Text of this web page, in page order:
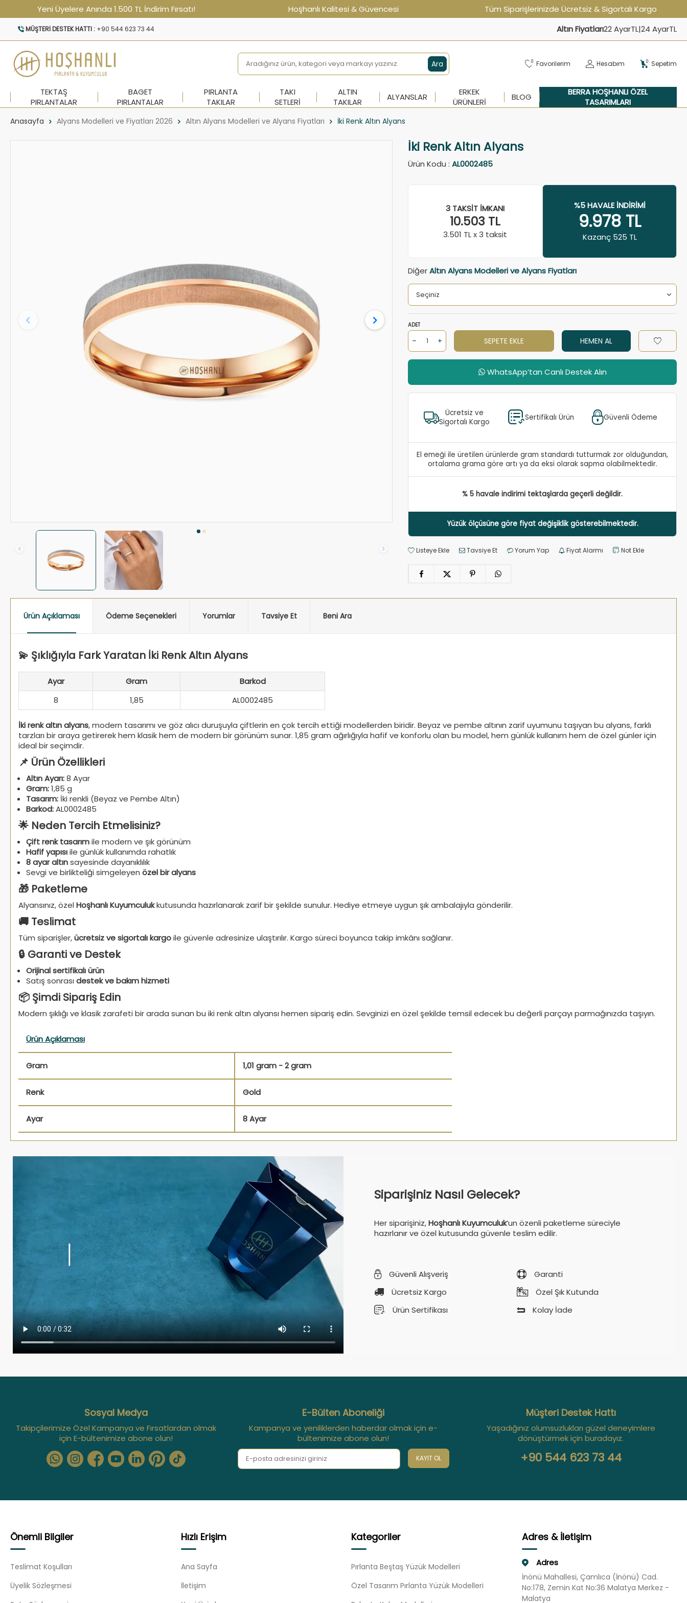
Yeni Üyelere Anında 1.500 TL İndirim Fırsatı! Hoşhanlı Kalitesi & Güvencesi Tüm Siparişlerinizde Ücretsiz & Sigortalı Kargo
MÜŞTERI DESTEK HATTI : +90 544 623 73 44 Altın Fiyatları22 AyarTL|24 AyarTL
Ara 0 Favorilerim Hesabım 0 Sepetim
TEKTAŞ
PIRLANTALAR
BAGET
PIRLANTALAR
PIRLANTA
TAKILAR
TAKI
SETLERI
ALTIN
TAKILAR
ALYANSLAR
ERKEK
ÜRÜNLERI
BLOG
BERRA HOŞHANLI ÖZEL
TASARIMLARI
Anasayfa Alyans Modelleri ve Fiyatları 2026 Altın Alyans Modelleri ve Alyans Fiyatları İki Renk Altın Alyans
İki Renk Altın Alyans
Ürün Kodu :AL0002485
3 TAKSIT İMKANI
10.503 TL
3.501 TL x 3 taksit
%5 HAVALE İNDIRIMI
9.978 TL
Kazanç 525 TL
DiğerAltın Alyans Modelleri ve Alyans Fiyatları
ADET
SEPETE EKLE HEMEN AL
WhatsApp’tan Canlı Destek Alın
Ücretsiz ve
Sigortalı Kargo
Sertifikalı Ürün Güvenli Ödeme
El emeği ile üretilen ürünlerde gram standardı tutturmak zor olduğundan,
ortalama grama göre artı ya da eksi olarak sapma olabilmektedir.
% 5 havale indirimi tektaşlarda geçerli değildir.
Yüzük ölçüsüne göre fiyat değişiklik gösterebilmektedir.
Listeye Ekle Tavsiye Et Yorum Yap Fiyat Alarmı Not Ekle
Ürün Açıklaması Ödeme Seçenekleri Yorumlar Tavsiye Et Beni Ara
💫 Şıklığıyla Fark Yaratan İki Renk Altın Alyans
Ayar Gram
Barkod
8
1,85 AL0002485
İki renk altın alyans, modern tasarımı ve göz alıcı duruşuyla çiftlerin en çok tercih ettiği modellerden biridir. Beyaz ve pembe altının zarif uyumunu taşıyan bu alyans, farklı
tarzları bir araya getirerek hem klasik hem de modern bir görünüm sunar. 1,85 gram ağırlığıyla hafif ve konforlu olan bu model, hem günlük kullanım hem de özel günler için
ideal bir seçimdir.
📌 Ürün Özellikleri
Altın Ayarı:8 Ayar
Gram:1,85 g
Tasarım: İki renkli (Beyaz ve Pembe Altın)
Barkod:AL0002485
🌟 Neden Tercih Etmelisiniz?
Çift renk tasarımile modern ve şık görünüm
Hafif yapısıile günlük kullanımda rahatlık
8 ayar altınsayesinde dayanıklılık
Sevgi ve birlikteliği simgeleyen özel bir alyans
🎁 Paketleme
Alyansınız, özel Hoşhanlı Kuyumculukkutusunda hazırlanarak zarif bir şekilde sunulur. Hediye etmeye uygun şık ambalajıyla gönderilir.
🚚 Teslimat
Tüm siparişler,ücretsiz ve sigortalı kargoile güvenle adresinize ulaştırılır. Kargo süreci boyunca takip imkânı sağlanır.
🔒 Garanti ve Destek
Orijinal sertifikalı ürün
Satış sonrası destek ve bakım hizmeti
📦 Şimdi Sipariş Edin
Modern şıklığı ve klasik zarafeti bir arada sunan bu iki renk altın alyansı hemen sipariş edin. Sevginizi en özel şekilde temsil edecek bu değerli parçayı parmağınızda taşıyın.
Ürün Açıklaması
Gram 1,01 gram - 2 gram
Renk Gold
Ayar 8 Ayar
Siparişiniz Nasıl Gelecek?
Her siparişiniz,Hoşhanlı Kuyumculuk’un özenli paketleme süreciyle
hazırlanır ve özel kutusunda güvenle teslim edilir.
Güvenli Alışveriş
Garanti
Ücretsiz Kargo
Özel Şık Kutunda
Ürün Sertifikası
Kolay İade
Sosyal Medya
Takipçilerimize Özel Kampanya ve Fırsatlardan olmak
için E-bültenimize abone olun!
E-Bülten Aboneliği
Kampanya ve yeniliklerden haberdar olmak için e-
bültenimize abone olun!
KAYIT OL
Müşteri Destek Hattı
Yaşadığınız olumsuzlukları güzel deneyimlere
dönüştürmek için buradayız.
+90 544 623 73 44
Önemli Bilgiler
Teslimat Koşulları
Üyelik Sözleşmesi
Hızlı Erişim
Ana Sayfa
İletişim
Kategoriler
Pırlanta Beştaş Yüzük Modelleri
Özel Tasarım Pırlanta Yüzük Modelleri
Adres & İletişim
Adres
İnönü Mahallesi, Çamlıca (İnönü) Cad.
No:178, Zemin Kat No:36 Malatya Merkez -
Malatya